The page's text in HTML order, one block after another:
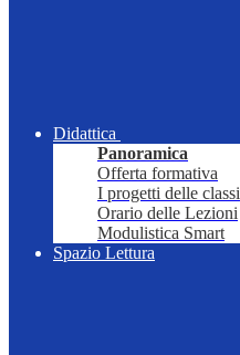
Didattica
Panoramica
Offerta formativa
I progetti delle classi
Orario delle Lezioni
Modulistica Smart
Spazio Lettura